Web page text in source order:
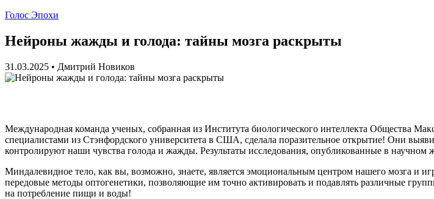
Голос Эпохи
Нейроны жажды и голода: тайны мозга раскрыты
31.03.2025 • Дмитрий Новиков
Международная команда ученых, собранная из Института биологического интеллекта Общества
специалистами из Стэнфордского университета в США, сделала поразительное открытие! Они
контролируют наши чувства голода и жажды. Результаты исследования, опубликованные в научном
Миндалевидное тело, как вы, возможно, знаете, является эмоциональным центром нашего мозга и
передовые методы оптогенетики, позволяющие им точно активировать и подавлять различные
на потребление пищи и воды!